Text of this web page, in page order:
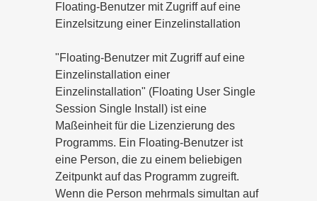
Floating-Benutzer mit Zugriff auf eine
Einzelsitzung einer Einzelinstallation
"Floating-Benutzer mit Zugriff auf eine
Einzelinstallation einer
Einzelinstallation" (Floating User Single
Session Single Install) ist eine
Maßeinheit für die Lizenzierung des
Programms. Ein Floating-Benutzer ist
eine Person, die zu einem beliebigen
Zeitpunkt auf das Programm zugreift.
Wenn die Person mehrmals simultan auf